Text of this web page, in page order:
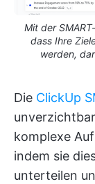
Mit der
dass Ihre
werden,
Die ClickUp
komplexe
indem sie
unterteilen